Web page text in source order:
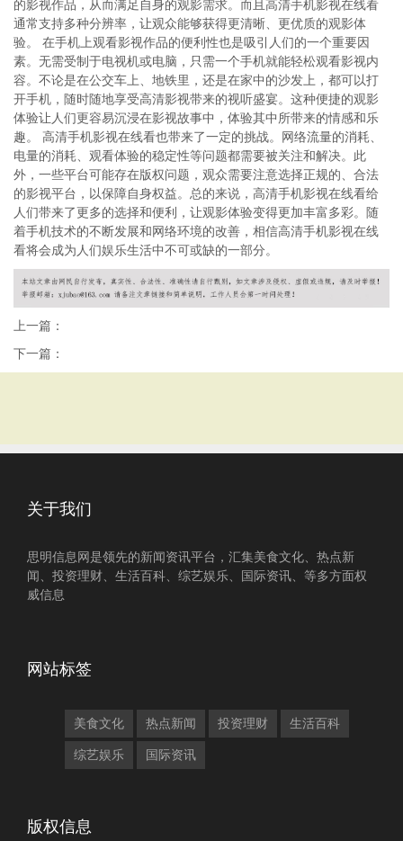
的影视作品，从而满足自身的观影需求。而且高清手机影视在线看
通常支持多种分辨率，让观众能够获得更清晰、更优质的观影体
验。 在手机上观看影视作品的便利性也是吸引人们的一个重要因
素。无需受制于电视机或电脑，只需一个手机就能轻松观看影视内
容。不论是在公交车上、地铁里，还是在家中的沙发上，都可以打
开手机，随时随地享受高清影视带来的视听盛宴。这种便捷的观影
体验让人们更容易沉浸在影视故事中，体验其中所带来的情感和乐
趣。 高清手机影视在线看也带来了一定的挑战。网络流量的消耗、
电量的消耗、观看体验的稳定性等问题都需要被关注和解决。此
外，一些平台可能存在版权问题，观众需要注意选择正规的、合法
的影视平台，以保障自身权益。总的来说，高清手机影视在线看给
人们带来了更多的选择和便利，让观影体验变得更加丰富多彩。随
着手机技术的不断发展和网络环境的改善，相信高清手机影视在线
看将会成为人们娱乐生活中不可或缺的一部分。
上一篇：
下一篇：
关于我们
思明信息网是领先的新闻资讯平台，汇集美食文化、热点新
闻、投资理财、生活百科、综艺娱乐、国际资讯、等多方面权
威信息
网站标签
美食文化 热点新闻 投资理财 生活百科
综艺娱乐 国际资讯
版权信息